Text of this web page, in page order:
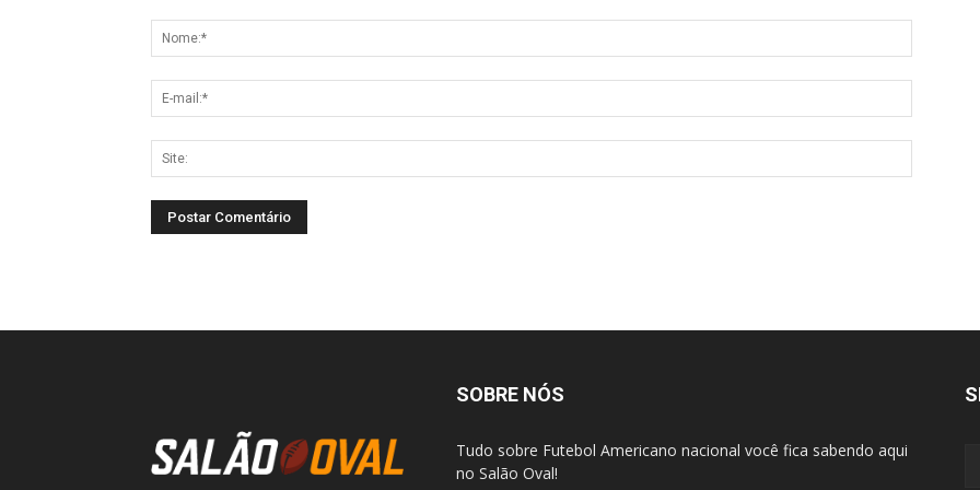
SOBRE NÓS
Tudo sobre Futebol Americano nacional você fica sabendo aqui
no Salão Oval!